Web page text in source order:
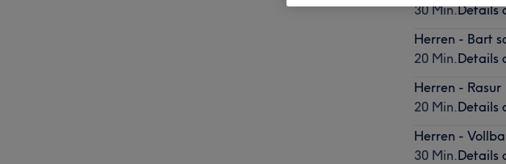
30 Min.Details
Herren - Bart
20 Min.Details
Herren - Rasur
20 Min.Details
Herren -
30 Min.Details